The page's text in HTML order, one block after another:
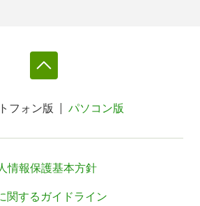
フォン版 パソコン版
情報保護基本方針
関するガイドライン